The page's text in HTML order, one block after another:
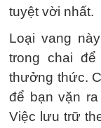
tuyệt vời nhất.
Loại vang
trong chai
thưởng thức.
để bạn vặn
Việc lưu trữ